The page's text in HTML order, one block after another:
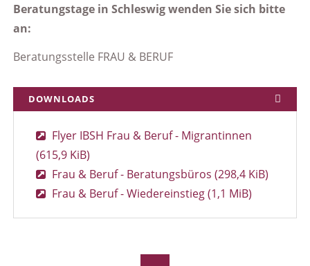
Beratungstage in Schleswig wenden Sie sich bitte
an:
Beratungsstelle FRAU & BERUF
DOWNLOADS
Flyer IBSH Frau & Beruf - Migrantinnen
(615,9 KiB)
Frau & Beruf - Beratungsbüros (298,4 KiB)
Frau & Beruf - Wiedereinstieg(1,1 MiB)